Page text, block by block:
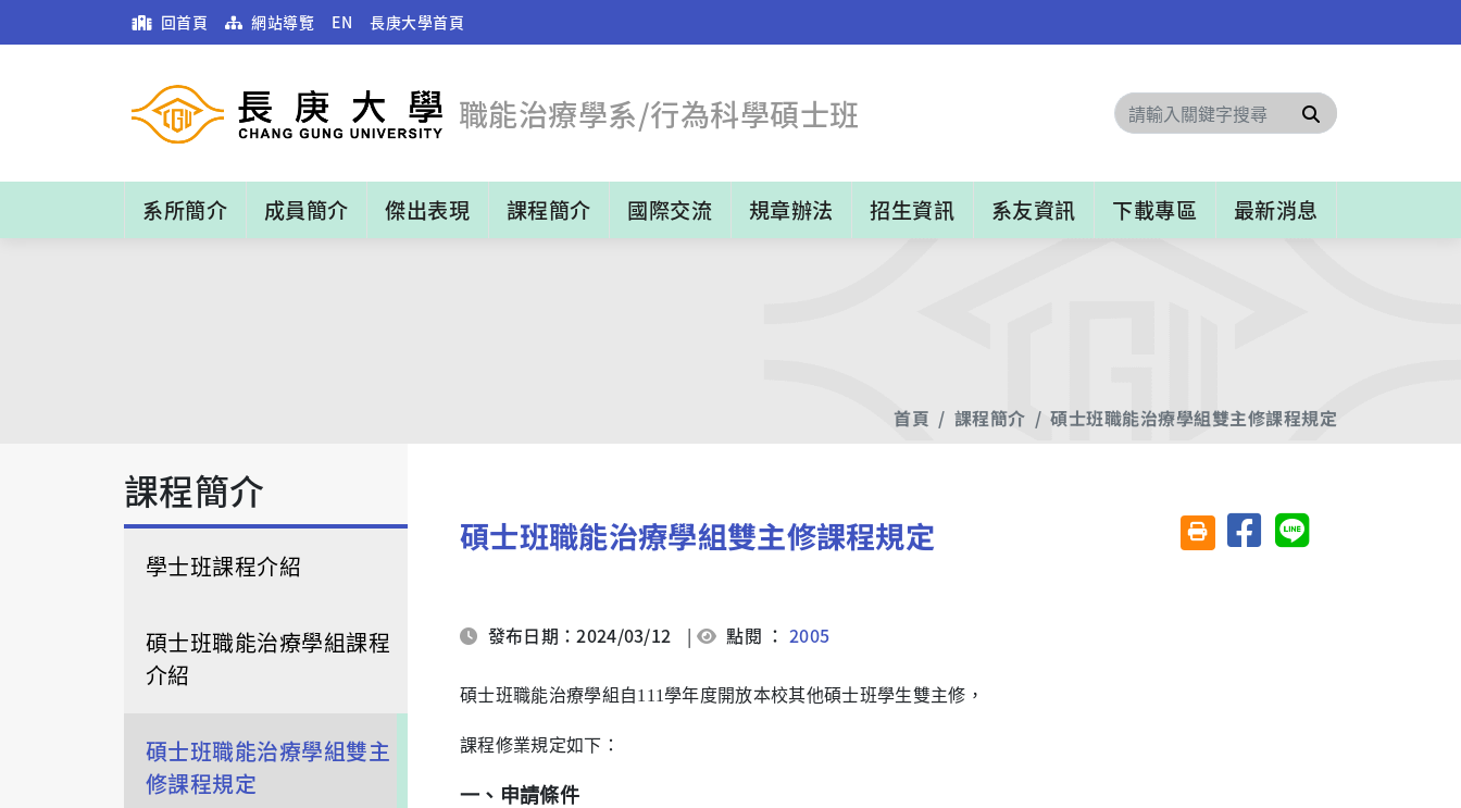
回首頁 網站導覽 EN 長庚大學首頁
職能治療學系/行為科學碩士班 搜尋
系所簡介 成員簡介 傑出表現 課程簡介 國際交流 規章辦法 招生資訊 系友資訊 下載專區 最新消息
首頁 課程簡介 碩士班職能治療學組雙主修課程規定
課程簡介
學士班課程介紹
碩士班職能治療學組課程
介紹
碩士班職能治療學組雙主
修課程規定
碩士班職能治療學組雙主修課程規定 友善列印(另開視窗)
分享至臉書分享至 Line
發布日期：2024/03/12 | 點閱 ：2005
碩士班職能治療學組自111學年度開放本校其他碩士班學生雙主修，
課程修業規定如下：
一、申請條件